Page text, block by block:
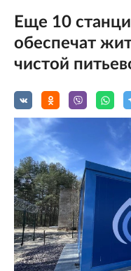
Еще 10
обеспечат
чистой